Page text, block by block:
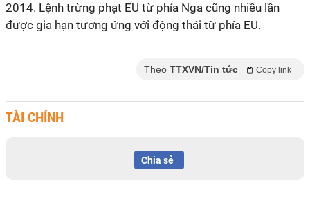
2014. Lệnh trừng phạt EU từ phía Nga cũng nhiều lần
được gia hạn tương ứng với động thái từ phía EU.
Theo TTXVN/Tin tức Copy link
TÀI CHÍNH
Chia sẻ